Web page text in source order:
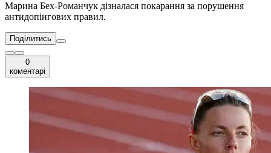
Марина Бех-Романчук дізналася покарання за порушення
антидопінгових правил.
Поділитись
0
коментарі